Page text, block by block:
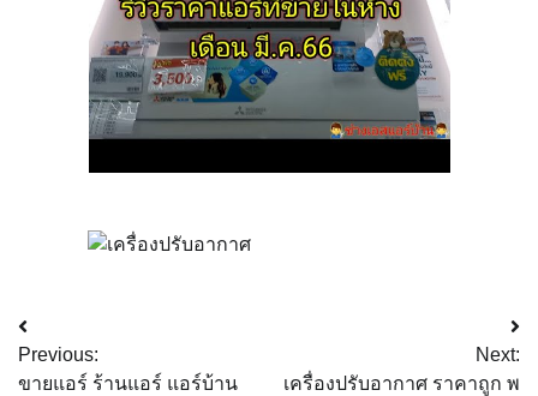
Post
navigation
Previous:
ขายแอร์ ร้านแอร์ แอร์บ้าน
Next:
เครื่องปรับอากาศ ราคาถูก พ